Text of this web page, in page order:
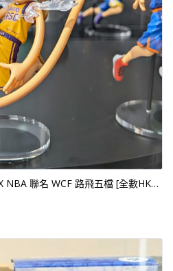
[12月下旬][日本魂限]海賊王 X NBA 聯名 WCF 路飛五檔 [全數HK$170/訂金$100]